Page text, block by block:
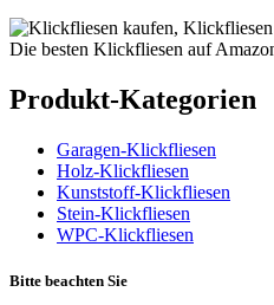
Die besten Klickfliesen auf
Produkt-Kategorien
Garagen-Klickfliesen
Holz-Klickfliesen
Kunststoff-Klickfliesen
Stein-Klickfliesen
WPC-Klickfliesen
Bitte beachten Sie